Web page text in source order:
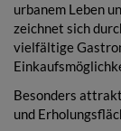
urbanem Leben
zeichnet sich
vielfältige
Besonders
und